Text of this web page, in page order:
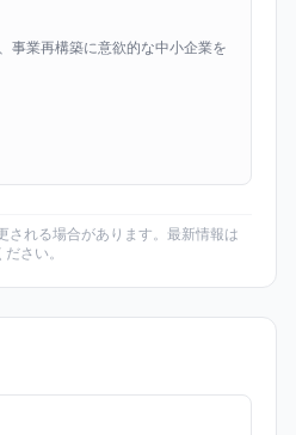
事業再構築に意欲的な中小企業を
れる場合があります。最新情報は
さい。